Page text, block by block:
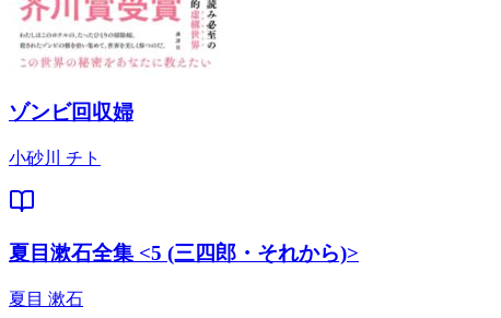
ゾンビ回収婦
小砂川 チト
夏目漱石全集 <5 (三四郎・それから)>
夏目 漱石